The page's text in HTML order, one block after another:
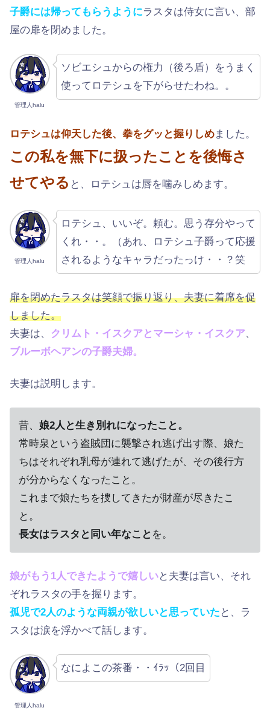
子爵には帰ってもらうようにラスタは侍女に言い、部
屋の扉を閉めました。
管理人halu
ソビエシュからの権力（後ろ盾）をうまく
使ってロテシュを下がらせたわね。。
ロテシュは仰天した後、拳をグッと握りしめました。
この私を無下に扱ったことを後悔さ
せてやる と、ロテシュは唇を噛みしめます。
管理人halu
ロテシュ、いいぞ。頼む。思う存分やって
くれ・・。（あれ、ロテシュ子爵って応援
されるようなキャラだったっけ・・？笑
扉を閉めたラスタは笑顔で振り返り、夫妻に着席を促
しました。
夫妻は、
クリムト・イスクアとマーシャ・イスクア、
ブルーボヘアンの子爵夫婦。
夫妻は説明します。
昔、 娘2人と生き別れになったこと。
常時泉という盗賊団に襲撃され逃げ出す際、娘た
ちはそれぞれ乳母が連れて逃げたが、その後行方
が分からなくなったこと。
これまで娘たちを捜してきたが財産が尽きたこ
と。
長女はラスタと同い年なこと を。
娘がもう1人できたようで嬉しいと夫妻は言い、それ
ぞれラスタの手を握ります。
孤児で2人のような両親が欲しいと思っていた と、ラ
スタは涙を浮かべて話します。
管理人halu
なによこの茶番・・ｲﾗｯ（2回目